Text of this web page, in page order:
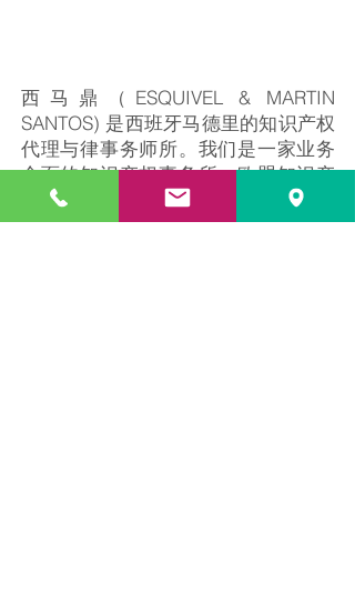
西马鼎（ESQUIVEL & MARTIN
SANTOS) 是西班牙马德里的知识产权
代理与律事务师所。我们是一家业务
全面的知识产权事务所，欧盟知识产
权局和欧洲专利局之前的官方代理。
我们在商标、外观设计、专利、版权